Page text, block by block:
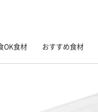
OK食材 おすすめ食材